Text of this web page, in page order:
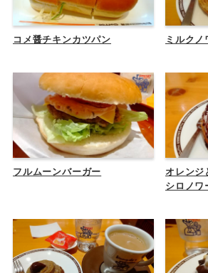
コメ醤チキンカツパン ミルクノ
フルムーンバーガー
オレンジ
シロノワ